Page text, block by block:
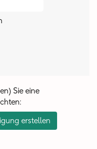
Sie eine
erstellen